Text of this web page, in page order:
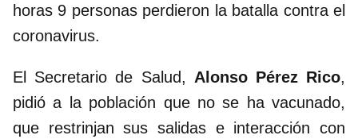
horas 9 personas perdieron la batalla contra el
coronavirus.
El Secretario de Salud, Alonso Pérez Rico,
pidió a la población que no se ha vacunado,
que restrinjan sus salidas e interacción con